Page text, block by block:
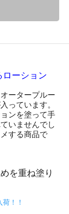
ローション
ータープルー
っています。
ンを塗って手
いませんでし
する商品で
を重ね塗り
！！